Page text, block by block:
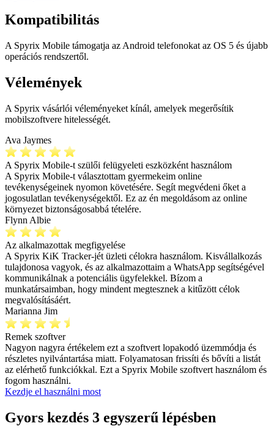
Kompatibilitás
A Spyrix Mobile támogatja az Android telefonokat az OS 5 és újabb
operációs rendszertől.
Vélemények
A Spyrix vásárlói véleményeket kínál, amelyek megerősítik
mobilszoftvere hitelességét.
Ava Jaymes
A Spyrix Mobile-t szülői felügyeleti eszközként használom
A Spyrix Mobile-t választottam gyermekeim online
tevékenységeinek nyomon követésére. Segít megvédeni őket a
jogosulatlan tevékenységektől. Ez az én megoldásom az online
környezet biztonságosabbá tételére.
Flynn Albie
Az alkalmazottak megfigyelése
A Spyrix KiK Tracker-jét üzleti célokra használom. Kisvállalkozás
tulajdonosa vagyok, és az alkalmazottaim a WhatsApp segítségével
kommunikálnak a potenciális ügyfelekkel. Bízom a
munkatársaimban, hogy mindent megtesznek a kitűzött célok
megvalósításáért.
Marianna Jim
Remek szoftver
Nagyon nagyra értékelem ezt a szoftvert lopakodó üzemmódja és
részletes nyilvántartása miatt. Folyamatosan frissíti és bővíti a listát
az elérhető funkciókkal. Ezt a Spyrix Mobile szoftvert használom és
fogom használni.
Kezdje el használni most
Gyors kezdés 3 egyszerű lépésben